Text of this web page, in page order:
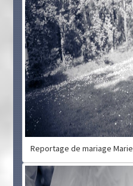
Reportage de mariage